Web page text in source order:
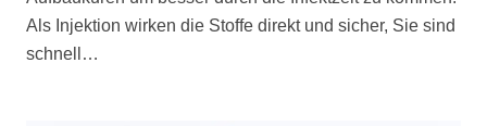
Als Injektion wirken die Stoffe direkt und sicher, Sie sind
schnell…